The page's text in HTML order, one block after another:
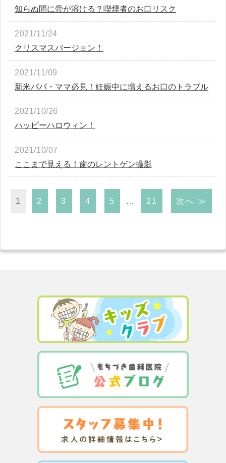
知らぬ間に骨が溶ける？喫煙者のお口リスク
2021/11/24
クリスマスバージョン！
2021/11/09
新米パパ・ママ必見！妊娠中に増えるお口のトラブル
2021/10/26
ハッピーハロウィン！
2021/10/07
ここまで見える！歯のレントゲン撮影
1 2 3 4 5 … 21 次へ ≫